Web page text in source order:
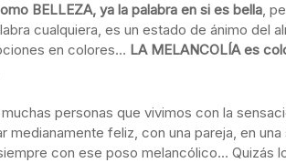
BELLEZA, ya la palabra en si es bella,
cualquiera, es un estado de ánimo del
en colores… LA MELANCOLÍA es
personas que vivimos con la
feliz, con una pareja, en
con ese poso melancólico… Quizás